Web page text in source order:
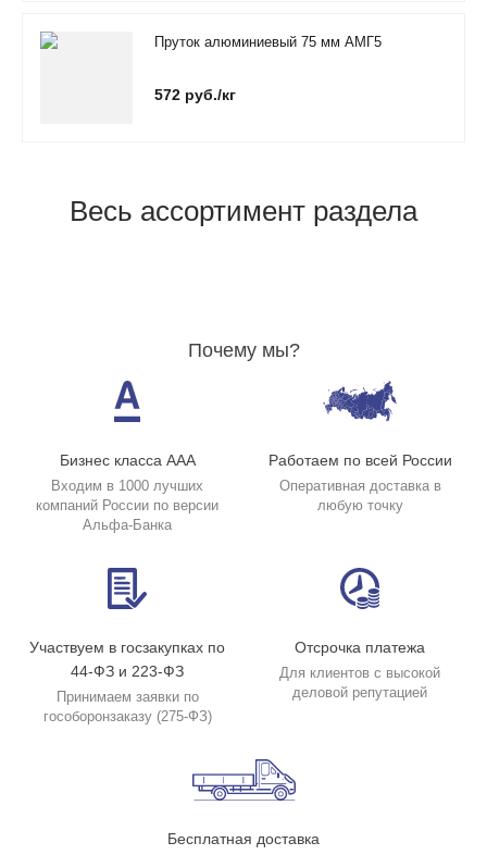
Пруток алюминиевый 75 мм АМГ5
572 руб./кг
Весь ассортимент раздела
Почему мы?
Бизнес класса ААА
Входим в 1000 лучших
компаний России по версии
Альфа-Банка
Работаем по всей России
Оперативная доставка в
любую точку
Участвуем в госзакупках по
44-ФЗ и 223-ФЗ
Принимаем заявки по
гособоронзаказу (275-ФЗ)
Отсрочка платежа
Для клиентов с высокой
деловой репутацией
Бесплатная доставка